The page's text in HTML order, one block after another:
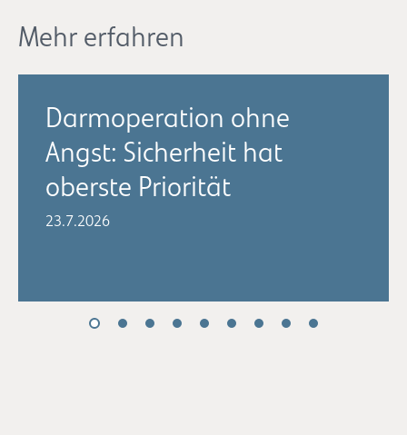
Mehr erfahren
Darmoperation ohne
Angst: Sicherheit hat
oberste Priorität
23.7.2026